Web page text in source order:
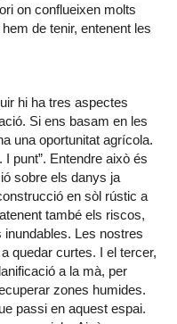
on conflueixen molts
de tenir, entenent les
hi ha tres aspectes
Si ens basam en les
una oportunitat agrícola.
punt”. Entendre això és
sobre els danys ja
en sòl rústic a
també els riscos,
Les nostres
quedar curtes. I el tercer,
a la mà, per
zones humides.
passi en aquest espai.